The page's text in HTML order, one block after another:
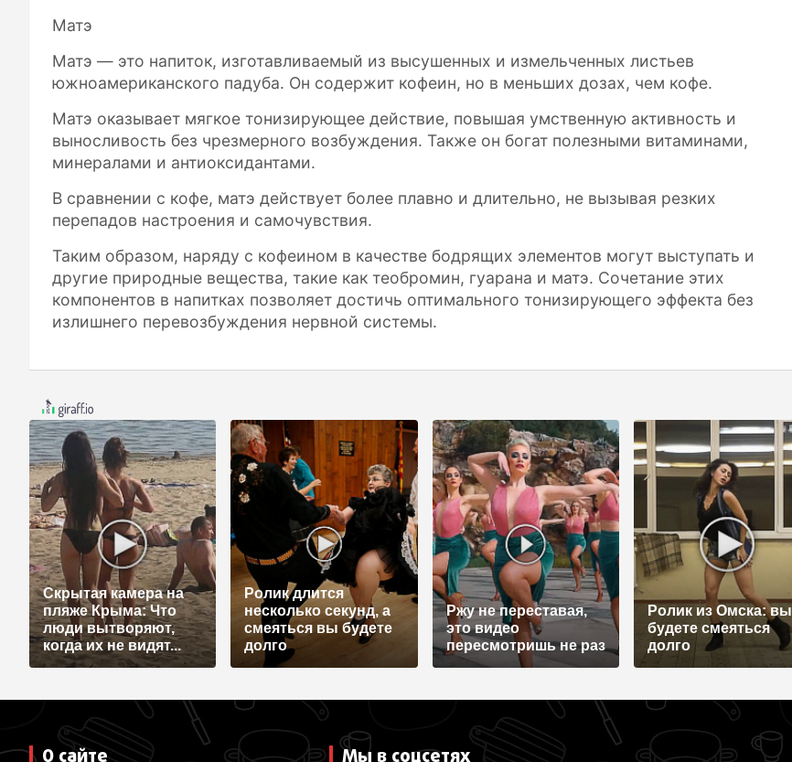
Матэ
Матэ — это напиток, изготавливаемый из высушенных и измельченных листьев
южноамериканского падуба. Он содержит кофеин, но в меньших дозах, чем кофе.
Матэ оказывает мягкое тонизирующее действие, повышая умственную активность и
выносливость без чрезмерного возбуждения. Также он богат полезными витаминами,
минералами и антиоксидантами.
В сравнении с кофе, матэ действует более плавно и длительно, не вызывая резких
перепадов настроения и самочувствия.
Таким образом, наряду с кофеином в качестве бодрящих элементов могут выступать и
другие природные вещества, такие как теобромин, гуарана и матэ. Сочетание этих
компонентов в напитках позволяет достичь оптимального тонизирующего эффекта без
излишнего перевозбуждения нервной системы.
Скрытая камера на
пляже Крыма: Что
люди вытворяют,
когда их не видят...
Ролик длится
несколько секунд, а
смеяться вы будете
долго
Ржу не переставая,
это видео
пересмотришь не раз
Ролик из Омска: вы
будете смеяться
долго